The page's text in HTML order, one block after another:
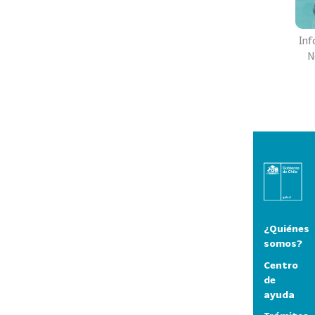
¿Quiénes
somos?
Centro
de
ayuda